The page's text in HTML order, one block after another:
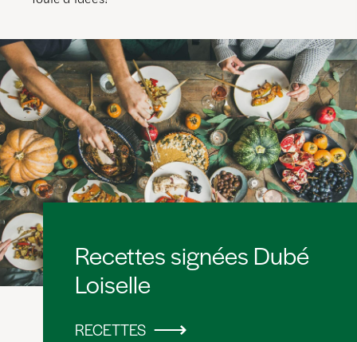
Recettes signées Dubé
Loiselle
RECETTES